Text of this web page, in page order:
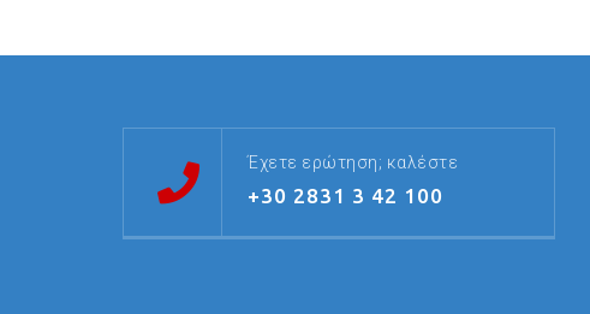
Έχετε ερώτηση; καλέστε
+30 2831 3 42 100